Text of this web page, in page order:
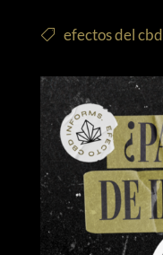
efectos del cbd